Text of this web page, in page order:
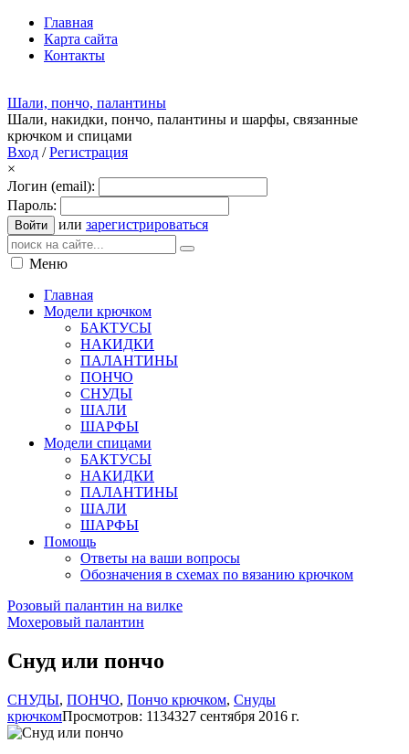
Главная
Карта сайта
Контакты
Шали, пончо, палантины
Шали, накидки, пончо, палантины и шарфы, связанные
крючком и спицами
Вход /Регистрация
×
Логин (email):
Пароль:
Войти или зарегистрироваться
Меню
Главная
Модели крючком
БАКТУСЫ
НАКИДКИ
ПАЛАНТИНЫ
ПОНЧО
СНУДЫ
ШАЛИ
ШАРФЫ
Модели спицами
БАКТУСЫ
НАКИДКИ
ПАЛАНТИНЫ
ШАЛИ
ШАРФЫ
Помощь
Ответы на ваши вопросы
Обозначения в схемах по вязанию крючком
Розовый палантин на вилке
Мохеровый палантин
Снуд или пончо
СНУДЫ, ПОНЧО, Пончо крючком, Снуды
крючкомПросмотров: 1134327 сентября 2016 г.